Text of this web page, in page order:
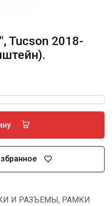
Tucson 2018-
И РАЗЪЕМЫ, РАМКИ